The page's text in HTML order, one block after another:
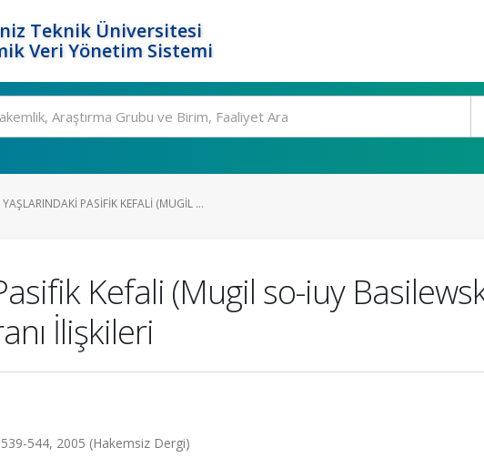
Teknik Üniversitesi
Veri Yönetim Sistemi
YAŞLARINDAKI PASIFIK KEFALI (MUGIL ...
Kefali (Mugil so-iuy
İlişkileri
544, 2005 (Hakemsiz Dergi)